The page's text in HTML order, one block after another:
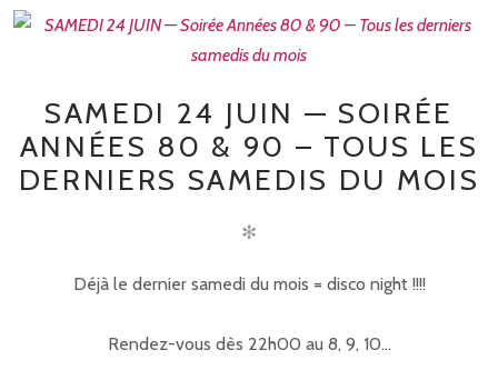
SAMEDI 24 JUIN — SOIRÉE
ANNÉES 80 & 90 – TOUS LES
DERNIERS SAMEDIS DU MOIS
✻
Déjà le dernier samedi du mois = disco night !!!!
Rendez-vous dès 22h00 au 8, 9, 10...